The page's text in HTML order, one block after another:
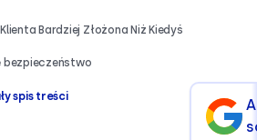
Bardziej Złożona Niż Kiedyś
bezpieczeństwo
spis treści